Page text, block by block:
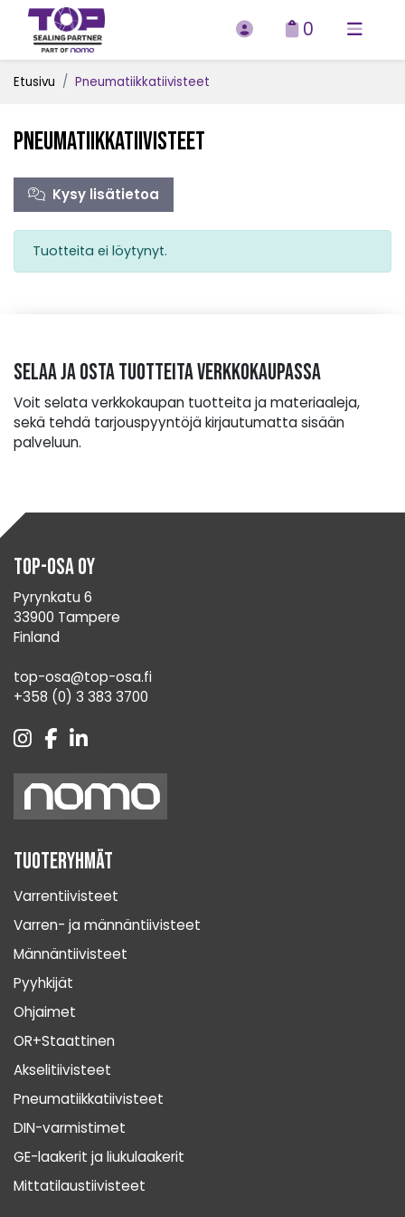
0
Etusivu Pneumatiikkatiivisteet
Pneumatiikkatiivisteet
Kysy lisätietoa
Tuotteita ei löytynyt.
Selaa ja osta tuotteita verkkokaupassa
Voit selata verkkokaupan tuotteita ja materiaaleja,
sekä tehdä tarjouspyyntöjä kirjautumatta sisään
palveluun.
Top-Osa Oy
Pyrynkatu 6
33900 Tampere
Finland
top-osa@top-osa.fi
+358 (0) 3 383 3700
Tuoteryhmät
Varrentiivisteet
Varren- ja männäntiivisteet
Männäntiivisteet
Pyyhkijät
Ohjaimet
OR+Staattinen
Akselitiivisteet
Pneumatiikkatiivisteet
DIN-varmistimet
GE-laakerit ja liukulaakerit
Mittatilaustiivisteet